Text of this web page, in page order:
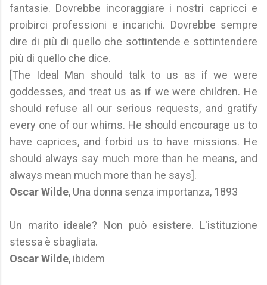
fantasie. Dovrebbe incoraggiare i nostri capricci e
proibirci professioni e incarichi. Dovrebbe sempre
dire di più di quello che sottintende e sottintendere
più di quello che dice.
[The Ideal Man should talk to us as if we were
goddesses, and treat us as if we were children. He
should refuse all our serious requests, and gratify
every one of our whims. He should encourage us to
have caprices, and forbid us to have missions. He
should always say much more than he means, and
always mean much more than he says].
Oscar Wilde, Una donna senza importanza, 1893
Un marito ideale? Non può esistere. L'istituzione
stessa è sbagliata.
Oscar Wilde, ibidem